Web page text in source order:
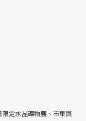
定水晶礦物展、市集與